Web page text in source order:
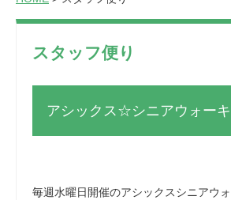
スタッフ便り
アシックス☆シニアウォー
毎週水曜日開催のアシックスシニアウ